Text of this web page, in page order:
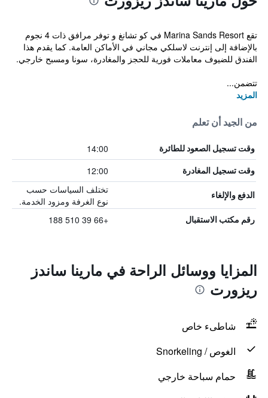
تقع Marina Sands Resort في كو تشانغ و توفر مرافق ذات 4 نجوم
بالإضافة إلى إنترنت لاسلكي مجاني في الأماكن العامة. كما يقدم هذا
الفندق للضيوف معاملات فورية للحجز والمغادرة، سونا ومسبح خارجي.
تتضمن...
المزيد
من الجيد أن تعلم
وقت تسجيل الصعود للطائرة 14:00
وقت تسجيل المغادرة 12:00
الدفع والإلغاء
تختلف السياسات حسب
نوع الغرفة ومزود الخدمة.
رقم مكتب الاستقبال +66 39 510 188
المزايا ووسائل الراحة في مارينا ساندز
ريزورت
شاطىء خاص
الغوص / Snorkeling
حمام سباحة خارجي